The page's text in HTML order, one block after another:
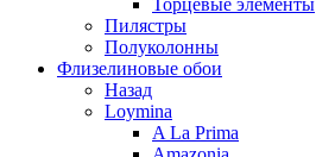
Торцевые элементы
Пилястры
Полуколонны
Флизелиновые обои
Назад
Loymina
A La Prima